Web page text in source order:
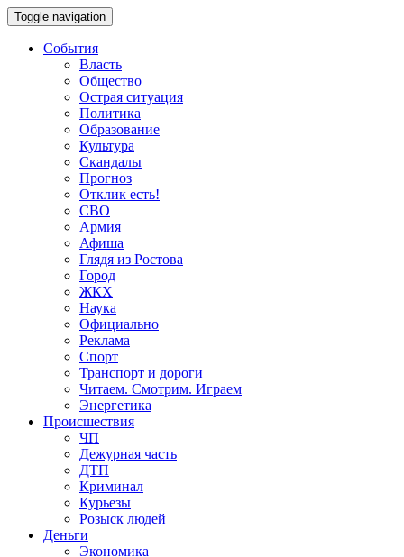
Toggle navigation
События
Власть
Общество
Острая ситуация
Политика
Образование
Культура
Скандалы
Прогноз
Отклик есть!
СВО
Армия
Афиша
Глядя из Ростова
Город
ЖКХ
Наука
Официально
Реклама
Спорт
Транспорт и дороги
Читаем. Смотрим. Играем
Энергетика
Происшествия
ЧП
Дежурная часть
ДТП
Криминал
Курьезы
Розыск людей
Деньги
Экономика